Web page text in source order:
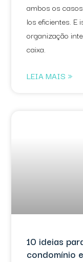
ambos os
los eficientes. E
organização
caixa.
LEIA MAIS »
10 ideias
condomínio